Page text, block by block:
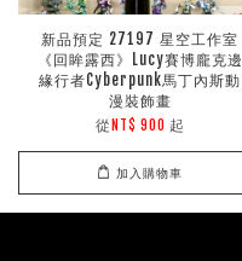
新品預定 27197 星空工作室
《回眸露西》Lucy賽博龐克邊
緣行者Cyber​​punk馬丁內斯動
漫裝飾畫
從 NT$ 900 起
加入購物車